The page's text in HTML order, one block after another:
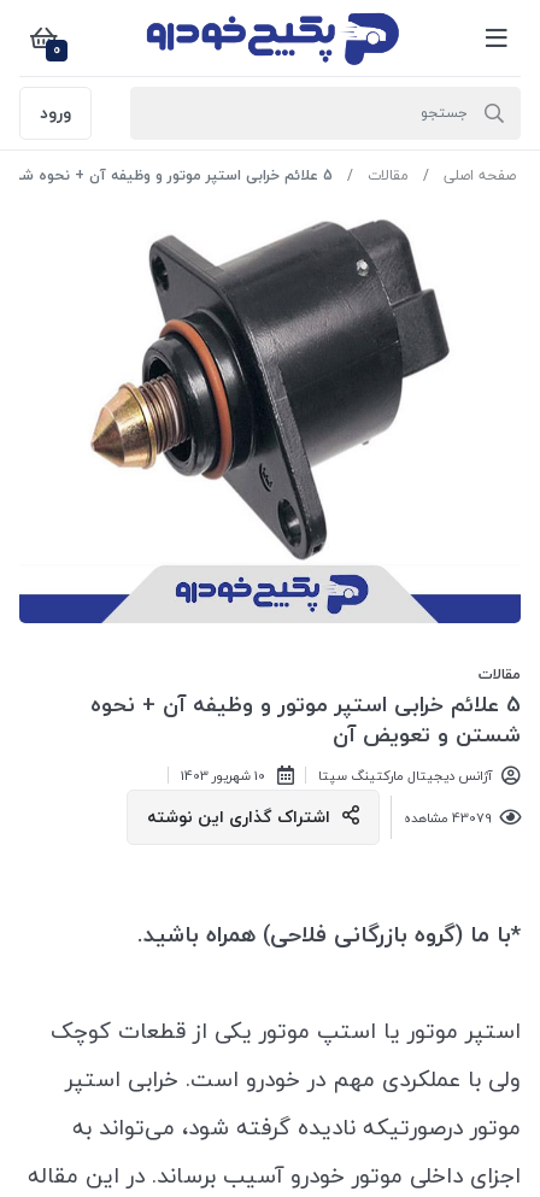
0
ورود
صفحه اصلی مقالات 5 علائم خرابی استپر موتور و وظیفه آن + نحوه شستن و تعویض آن
مقالات
5 علائم خرابی استپر موتور و وظیفه آن + نحوه
شستن و تعویض آن
آژانس دیجیتال مارکتینگ سپتا
10 شهريور 1403
43079 مشاهده
اشتراک گذاری این نوشته
*با ما (گروه بازرگانی فلاحی) همراه باشید.
استپر موتور یا استپ موتور یکی از قطعات کوچک
ولی با عملکردی مهم در خودرو است. خرابی استپر
موتور درصورتیکه نادیده گرفته شود، می‌تواند به
اجزای داخلی موتور خودرو آسیب برساند. در این مقاله